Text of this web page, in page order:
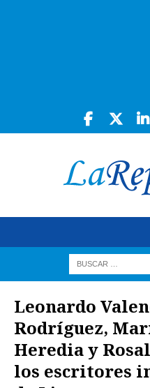
Leonardo
Rodríguez,
Heredia y
los escritores